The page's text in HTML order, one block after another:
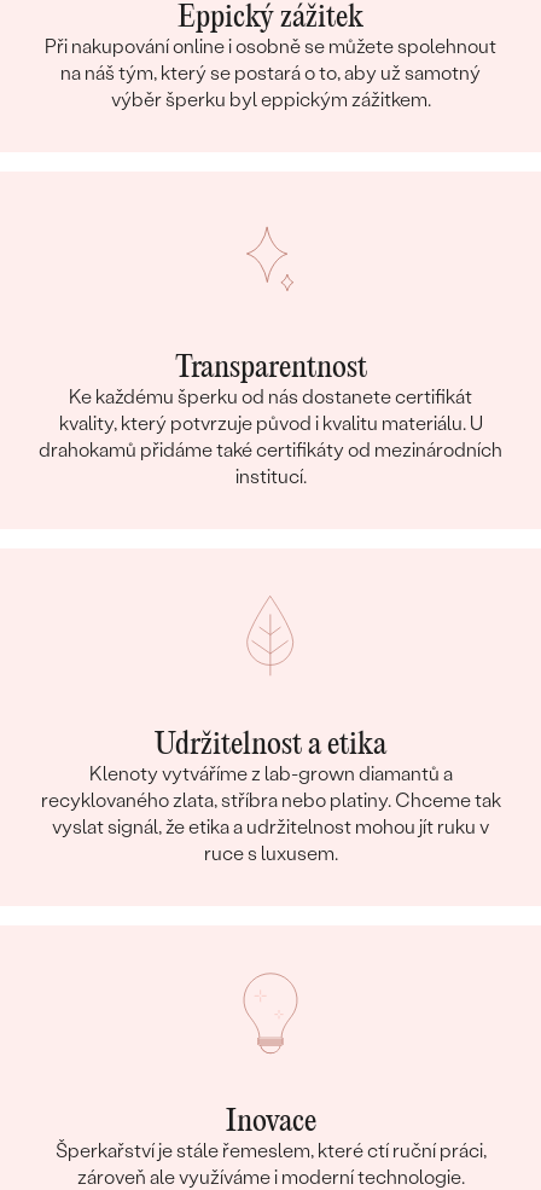
Eppický zážitek
Při nakupování online i osobně se můžete spolehnout
na náš tým, který se postará o to, aby už samotný
výběr šperku byl eppickým zážitkem.
Transparentnost
Ke každému šperku od nás dostanete certifikát
kvality, který potvrzuje původ i kvalitu materiálu. U
drahokamů přidáme také certifikáty od mezinárodních
institucí.
Udržitelnost a etika
Klenoty vytváříme z lab-grown diamantů a
recyklovaného zlata, stříbra nebo platiny. Chceme tak
vyslat signál, že etika a udržitelnost mohou jít ruku v
ruce s luxusem.
Inovace
Šperkařství je stále řemeslem, které ctí ruční práci,
zároveň ale využíváme i moderní technologie.